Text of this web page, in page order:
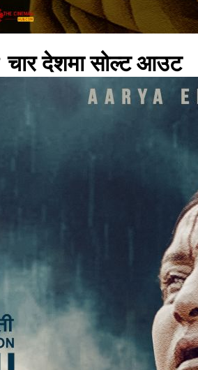
चार देशमा सोल्ट आउट